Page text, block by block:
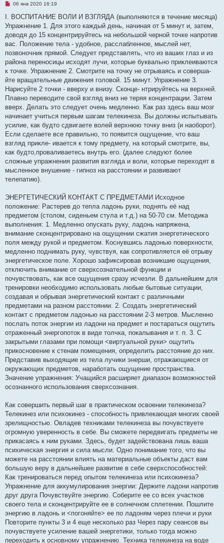
Н
п
о
ч
т
а
н
о
с
о
о
б
щ
н
и
06 янв 2020 16:19
I. ВОСПИТАHИЕ ВОЛИ И ВЗГЛЯДА (выполняются в течение месяца)
Упражнение 1. Для этого каждый день, начиная от 5 минут и, затем,
доводя до 15 концентрируйтесь на небольшой черной точке напротив
вас. Положение тела - удобное, расслабленное, мыслей нет,
позвоночник прямой. Следует представлять, что из ваших глаз и из
района переносицы исходят лучи, которые буквально приклеиваются
к точке. Упражнение 2. Смотрите на точку не отрываясь и соверша-
йте вращательные движения головой. 15 минут. Упражнение 3.
Hарисуйте 2 точки - вверху и внизу. Сконце- нтрируйтесь на верхней.
Плавно переводите свой взгляд вниз не теряя концентрации. Затем
вверх. Делать это следует очень медленно. Как раз здесь ваш мозг
начинает учиться первым шагам телекинеза. Вы должны испытывать
усилие, как будто сдвигаете волей верхнюю точку вниз (и наоборот).
Если сделаете все правильно, то появится ощущение, что ваш
взгляд прикле- ивается к тому предмету, на который смотрите, вы,
как будто,проваливаетесь внутрь его. (далее следуют более
сложные упражнения развития взгляда и воли, которые переходят в
мысленное внушение - гипноз на расстоянии и развивают
телепатию).
ЭНЕРГЕТИЧЕСКИЙ КОНТАКТ С ПРЕДМЕТАМИ Исходное
положение: Растерев до тепла ладонь руки, поднять её над
предметом (столом, сиденьем стула и т.д.) на 50-70 см. Методика
выполнения: 1. Медленно опускать руку, ладонь напряжена,
внимание сконцентрировано на ощущении сжатия энергетического
поля между рукой и предметом. Коснувшись ладонью поверхности,
медленно поднимать руку, чувствуя, как сопротивляется её отрыву
энергетическое поле. Хорошо зафиксировав возникшие ощущения,
отключить внимание от сверхсознательной функции и
почувствовать, как все ощущения сразу исчезли. В дальнейшем для
тренировки необходимо использовать любые бытовые ситуации,
создавая и обрывая энергетический контакт с различными
предметами на разном расстоянии. 2. Создать энергетический
контакт с предметом ладонью на расстоянии 2-3 метров. Мысленно
послать поток энергии из ладони на предмет и постараться ощутить
отраженный энергопоток в виде толчка, покалывания и т. п. 3. С
закрытыми глазами при помощи <виртуальной руки> ощутить
прикосновение к стенам помещения, определить расстояние до них.
Представив выходящие из тела лучики энерши, отражающиеся от
окружающих предметов, наработать ощущение пространства.
Значение упражнения: Учащийся расширяет диапазон возможностей
осознанного использования сверхсознания.
Как совершить первый шаг в практическом освоении телекинеза?
Телекинез или психокинез - способность привлекающая многих своей
зрелищностью. Овладев техниками телекинеза вы почувствуете
огромную уверенность в себе. Вы сможете передвигать предметы не
прикасаясь к ним руками. Здесь, будет задействована лишь ваша
психическая энергия и сила мысли. Одно понимание того, что вы
можете на расстоянии влиять на материальные объекты даст вам
большую веру в дальнейшее развитие в себе сверхспособностей:
Как тренироваться перед опытом телекинеза или психокинеза?
Упражнение для аккумулирования энергии: Держите ладони напротив
друг друга Почувствуйте энергию. Соберите ее со всех участков
своего тела и сконцентрируйте ее в солнечном сплетении. Пошлите
энергию в ладонь и <погоняйте> ее по ладоням через плечи и руки
Повторите пункты 3 и 4 еще несколько раз Через пару сеансов вы
почувствуете усиление вашей энергетики, только тогда можно
переходить к основному упражнению. Техника телекинеза на воде